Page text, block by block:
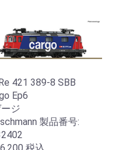
421 389-8 SBB
Ep6
ジ
製品番号:
税込